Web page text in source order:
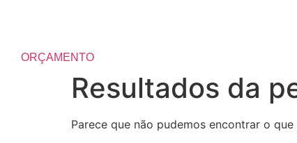
conteúdo
ORÇAMENTO
Resultados da
Parece que não pudemos encontrar o